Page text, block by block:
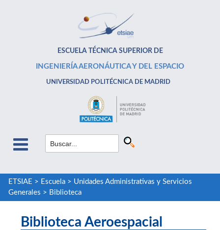
ESCUELA TÉCNICA SUPERIOR DE
INGENIERÍA AERONÁUTICA Y DEL ESPACIO
UNIVERSIDAD POLITÉCNICA DE MADRID
ETSIAE > Escuela> Unidades Administrativas y Servicios
Generales > Biblioteca
Biblioteca Aeroespacial